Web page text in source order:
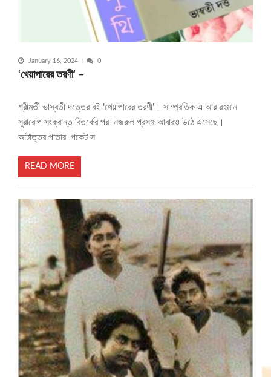
January 16, 2024 0
‘খেয়াপারের তরণী’ –
শ্রীমতী ভাস্বতী দত্তের বই 'খেয়াপারের তরণী'। সাম্প্রতিক এ আর রহমান
সুরারোপ সংক্রান্ত বিতর্কের পর নজরুল প্রসঙ্গ আবারও উঠে এসেছে।
আটাত্তর পাতার পকেট স
READ MORE